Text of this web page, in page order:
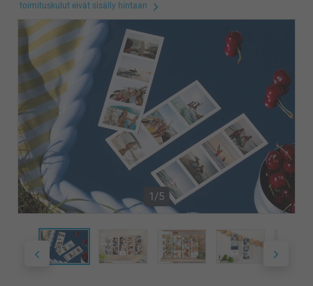
toimituskulut eivät sisälly hintaan
1/5